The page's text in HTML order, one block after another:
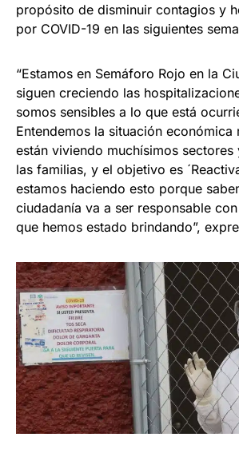
propósito de disminuir contagios y
por COVID-19 en las siguientes
“Estamos en Semáforo Rojo en la
siguen creciendo las
somos sensibles a lo que está
Entendemos la situación
están viviendo muchísimos
las familias, y el objetivo es
estamos haciendo esto porque
ciudadanía va a ser responsable
que hemos estado brindando”,